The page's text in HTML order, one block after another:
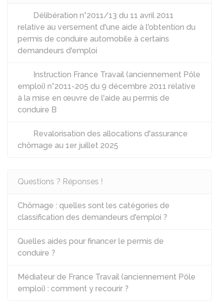
Délibération n°2011/13 du 11 avril 2011
relative au versement d'une aide à l'obtention du
permis de conduire automobile à certains
demandeurs d'emploi
Instruction France Travail (anciennement Pôle
emploi) n°2011-205 du 9 décembre 2011 relative
à la mise en œuvre de l'aide au permis de
conduire B
Revalorisation des allocations d'assurance
chômage au 1er juillet 2025
Questions ? Réponses !
Chômage : quelles sont les catégories de
classification des demandeurs d'emploi ?
Quelles aides pour financer le permis de
conduire ?
Médiateur de France Travail (anciennement Pôle
emploi) : comment y recourir ?